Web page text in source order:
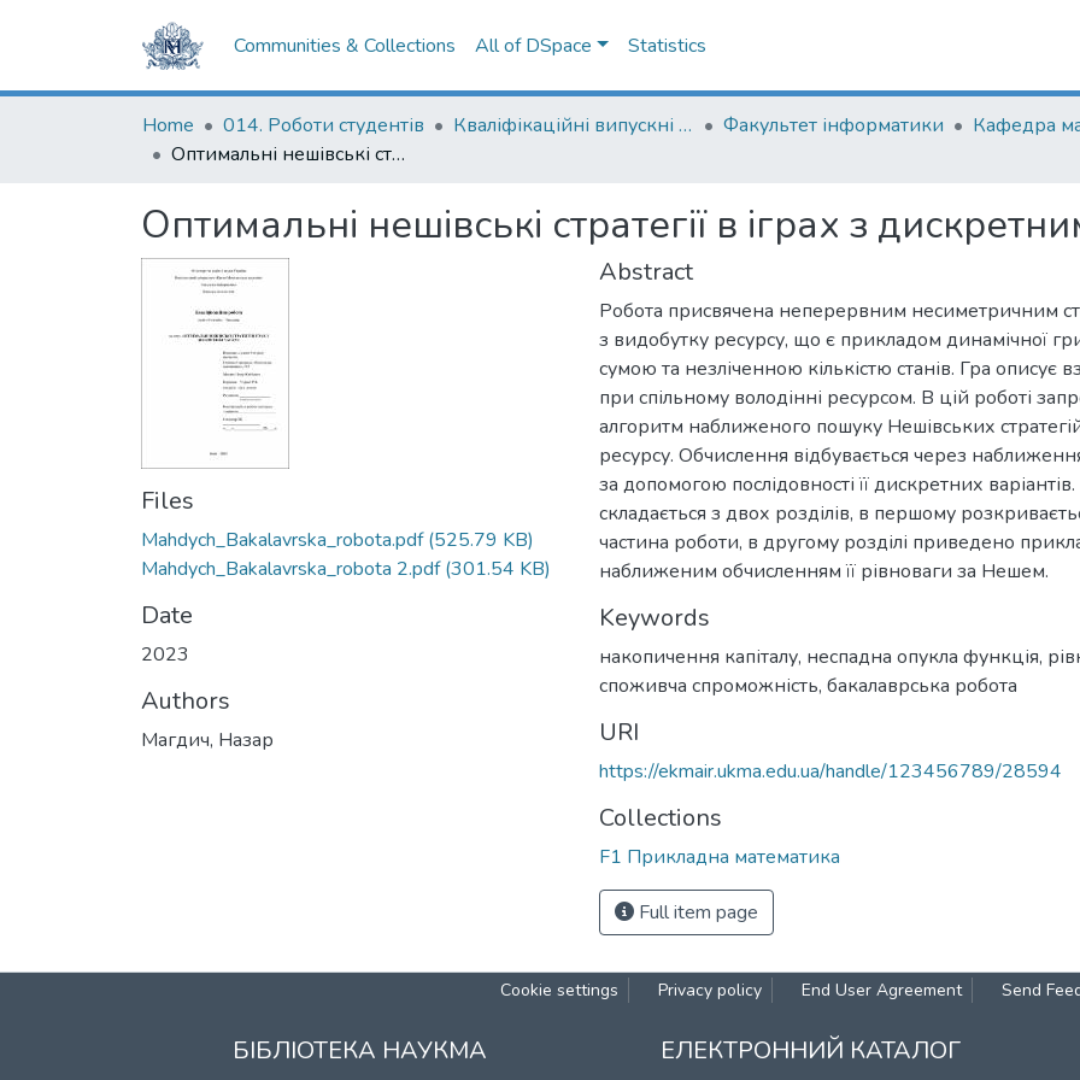
Communities & Collections All of DSpace Statistics
Home 014. Роботи студентів Кваліфікаційні випускні роботи здобувачів вищої освіти бакалаврських програм Факультет інформатики Кафедра
Оптимальні нешівські стратегії в іграх з дискретним часом
Оптимальні нешівські стратегії в іграх з
Files
Mahdych_Bakalavrska_robota.pdf(525.79 KB)
Mahdych_Bakalavrska_robota 2.pdf(301.54 KB)
Date
2023
Authors
Магдич, Назар
Abstract
Робота присвячена неперервним несиметричним
з видобутку ресурсу, що є прикладом динамічної
сумою та незліченною кількістю станів. Гра описує
при спільному володінні ресурсом. В цій роботі
алгоритм наближеного пошуку Нешівських
ресурсу. Обчислення відбувається через
за допомогою послідовності її дискретних
складається з двох розділів, в першому
частина роботи, в другому розділі приведено
наближеним обчисленням її рівноваги за Нешем.
Keywords
накопичення капіталу, неспадна опукла функція,
споживча спроможність, бакалаврська робота
URI
https://ekmair.ukma.edu.ua/handle/123456789/28594
Collections
F1 Прикладна математика
Full item page
Cookie settings Privacy policy End User Agreement Send
БІБЛІОТЕКА НАУКМА ЕЛЕКТРОННИЙ КАТАЛОГ